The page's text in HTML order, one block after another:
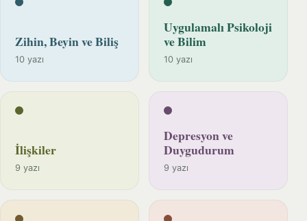
Zihin, Beyin ve Biliş
10 yazı
Uygulamalı Psikoloji
ve Bilim
10 yazı
İlişkiler
9 yazı
Depresyon ve
Duygudurum
9 yazı